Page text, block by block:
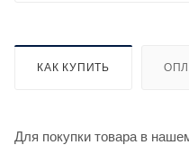
КАК КУПИТЬ
Для покупки товара в